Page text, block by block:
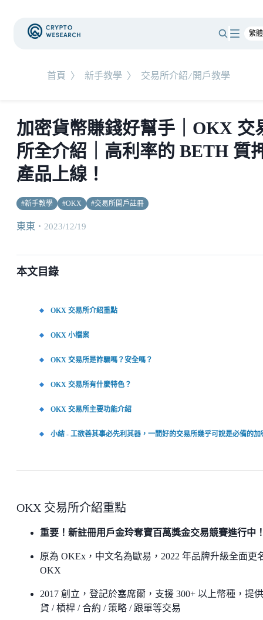
首頁 〉 新手教學 〉 交易所介紹/開戶教學
加密貨幣賺錢好幫手｜OKX 交
所全介紹｜高利率的 BETH 質
產品上線！
#新手教學 #OKX #交易所開戶註冊
東東 ・ 2023/12/19
本文目錄
OKX 交易所介紹重點
OKX 小檔案
OKX 交易所是詐騙嗎？安全嗎？
OKX 交易所有什麼特色？
OKX 交易所主要功能介紹
小結 - 工欲善其事必先利其器，一間好的交易所幾乎可說是必備的
OKX 交易所介紹重點
重要！新註冊用戶金玲奪寶百萬獎金交易競賽進行中
原為 OKEx，中文名為歐易，2022 年品牌升級全面更
OKX
2017 創立，登記於塞席爾，支援 300+ 以上幣種，提
貨 / 槓桿 / 合約 / 策略 / 跟單等交易